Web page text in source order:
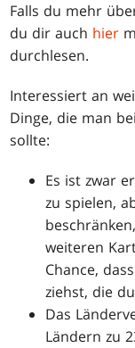
Falls du mehr
du dir auch hier
durchlesen.
Interessiert an
Dinge, die man
sollte:
Es ist zwar
zu spielen,
weiteren
Chance,
ziehst, die
Das
Ländern zu